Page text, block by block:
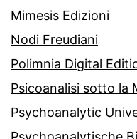
Mimesis Edizioni
Nodi Freudiani
Polimnia Digital
Psicoanalisi sotto la
Psychoanalytic